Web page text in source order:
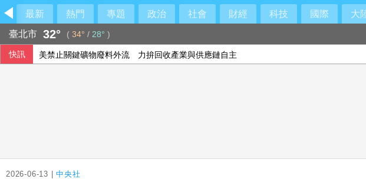
最新 熱門 專題 政治 社會 財經 科技 國際 大
臺北市 32° ( 34° / 28° )
快訊 美禁止關鍵礦物廢料外流 力拚回收產業與供應鏈自主
2026-06-13 |中央社